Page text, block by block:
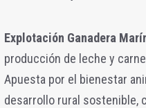
Explotación Ganadera
producción de leche y
Apuesta por el bienestar
desarrollo rural sostenible,